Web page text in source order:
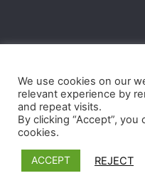
©2026 Microcrédit Montréal.
par
We use cookies on our
relevant experience by
and repeat visits.
By clicking “Accept”,
cookies.
ACCEPT REJECT